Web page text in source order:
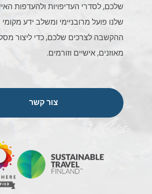
שלכם, לסדרי העדיפויות ולהעדפות
שלנו פועל מרובניימי ומשלב ידע
ההקשבה לצרכים שלכם, כדי ליצור
מאוזנים, אישיים וזורמים.
צור קשר